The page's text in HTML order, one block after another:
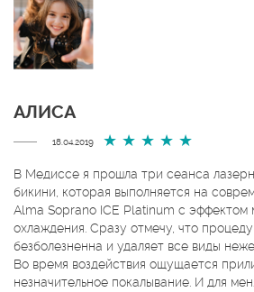
АЛИСА
18.04.2019
В Медиссе я прошла три сеанса
бикини, которая выполняется на
Alma Soprano ICE Platinum с эффектом
охлаждения. Сразу отмечу, что
безболезненна и удаляет все виды
Во время воздействия ощущается
незначительное покалывание. И для